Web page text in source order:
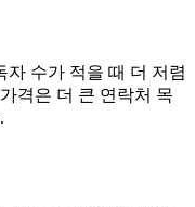
수가 적을 때 더 저렴
격은 더 큰 연락처 목